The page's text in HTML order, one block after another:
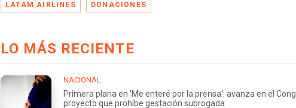
LATAM AIRLINES DONACIONES
LO MÁS RECIENTE
NACIONAL
Primera plana en 'Me enteré por la prensa': avanza en el
proyecto que prohíbe gestación subrogada